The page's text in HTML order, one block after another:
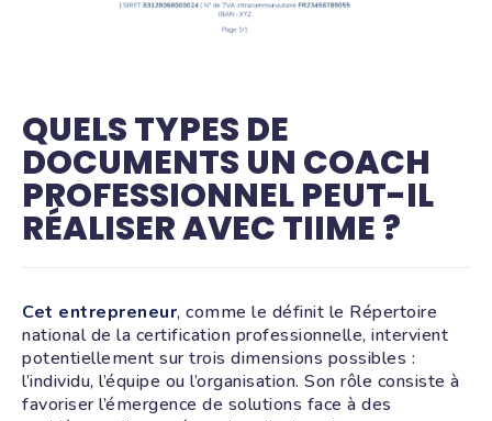
QUELS TYPES DE
DOCUMENTS UN COACH
PROFESSIONNEL PEUT-IL
RÉALISER AVEC TIIME ?
Cet entrepreneur, comme le définit le Répertoire
national de la certification professionnelle, intervient
potentiellement sur trois dimensions possibles :
l’individu, l’équipe ou l’organisation. Son rôle consiste à
favoriser l’émergence de solutions face à des